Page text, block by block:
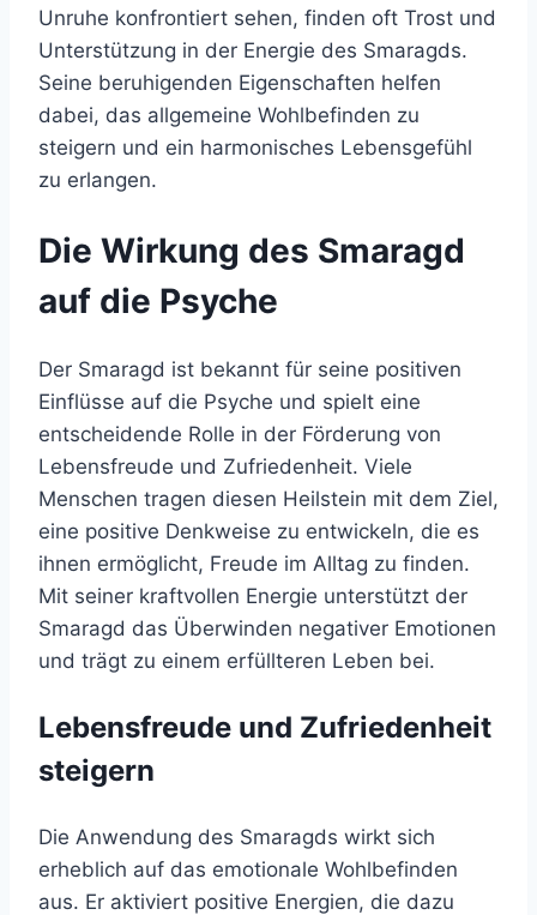
Unruhe konfrontiert sehen, finden oft Trost und
Unterstützung in der Energie des Smaragds.
Seine beruhigenden Eigenschaften helfen
dabei, das allgemeine Wohlbefinden zu
steigern und ein harmonisches Lebensgefühl
zu erlangen.
Die Wirkung des Smaragd
auf die Psyche
Der Smaragd ist bekannt für seine positiven
Einflüsse auf die Psyche und spielt eine
entscheidende Rolle in der Förderung von
Lebensfreude und Zufriedenheit. Viele
Menschen tragen diesen Heilstein mit dem Ziel,
eine positive Denkweise zu entwickeln, die es
ihnen ermöglicht, Freude im Alltag zu finden.
Mit seiner kraftvollen Energie unterstützt der
Smaragd das Überwinden negativer Emotionen
und trägt zu einem erfüllteren Leben bei.
Lebensfreude und Zufriedenheit
steigern
Die Anwendung des Smaragds wirkt sich
erheblich auf das emotionale Wohlbefinden
aus. Er aktiviert positive Energien, die dazu